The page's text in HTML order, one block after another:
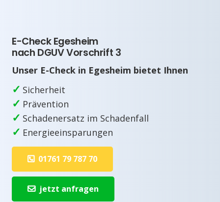
E-Check Egesheim
nach DGUV Vorschrift 3
Unser E-Check in Egesheim bietet Ihnen
✓ Sicherheit
✓ Prävention
✓ Schadenersatz im Schadenfall
✓ Energieeinsparungen
01761 79 787 70
jetzt anfragen